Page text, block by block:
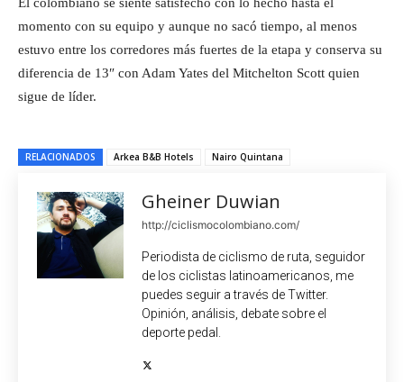
El colombiano se siente satisfecho con lo hecho hasta el
momento con su equipo y aunque no sacó tiempo, al menos
estuvo entre los corredores más fuertes de la etapa y conserva su
diferencia de 13″ con Adam Yates del Mitchelton Scott quien
sigue de líder.
RELACIONADOS Arkea B&B Hotels Nairo Quintana
Gheiner Duwian
http://ciclismocolombiano.com/
Periodista de ciclismo de ruta, seguidor
de los ciclistas latinoamericanos, me
puedes seguir a través de Twitter.
Opinión, análisis, debate sobre el
deporte pedal.